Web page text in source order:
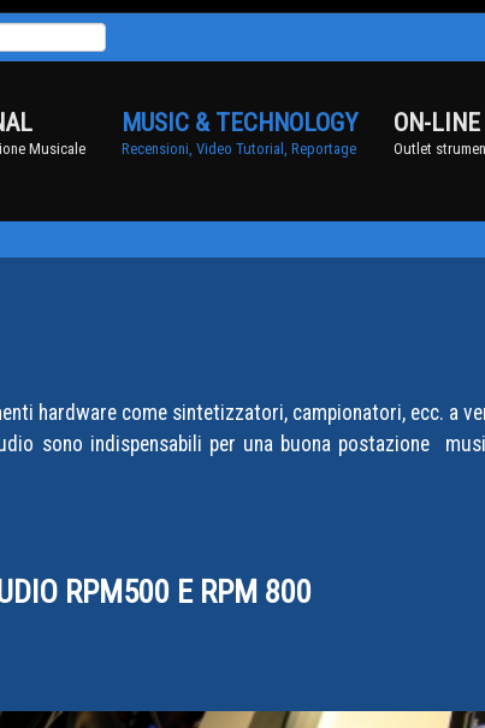
Musicale
MUSIC & TECHNOLOGY
Recensioni, Video Tutorial, Reportage
ON-
Outlet
hardware come sintetizzatori, campionatori, ecc. a
sono indispensabili per una buona postazione
RPM500 E RPM 800